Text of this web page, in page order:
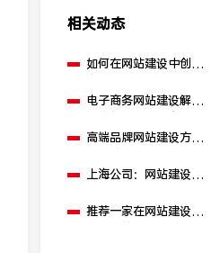
相关动态
如何在网站建设中创建
电子商务网站建设解决
高端品牌网站建设方案
上海公司：网站建设的
推荐一家在网站建设领